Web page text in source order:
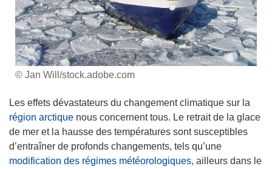
© Jan Will/stock.adobe.com
Les effets dévastateurs du changement climatique sur la
région arctique nous concernent tous. Le retrait de la glace
de mer et la hausse des températures sont susceptibles
d’entraîner de profonds changements, tels qu’une
modification des régimes météorologiques, ailleurs dans le